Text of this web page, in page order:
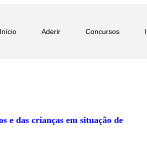
Início Aderir Concursos
e das crianças em situação de